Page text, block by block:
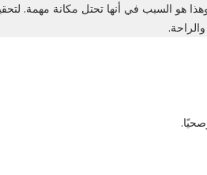
هو السبب في أنها تحتل مكانة مهمة.